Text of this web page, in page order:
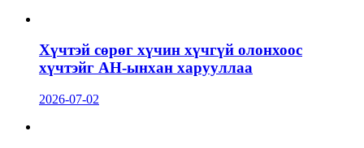
Хүчтэй сөрөг хүчин хүчгүй олонхоос
хүчтэйг АН-ынхан харууллаа
2026-07-02